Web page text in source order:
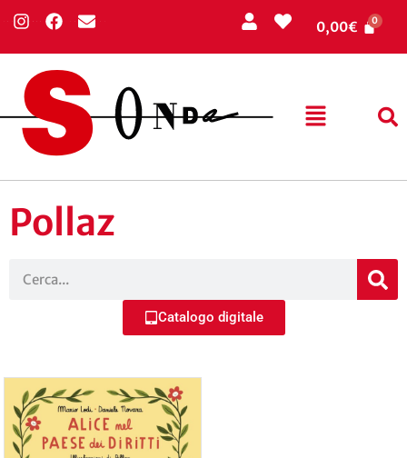
0,00€
Pollaz
Catalogo digitale